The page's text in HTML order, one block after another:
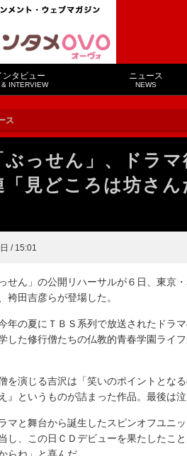
ンタビュー
& INTERVIEW
ニュース
NEWS
ス
ぶっせん」、ドラ
「見どころは坊さ
/ 15:01
せん」の公開リハーサルが６日、東京
袴田吉彦らが登場した。
年の夏にＴＢＳ系列で放送されたドラ
した修行僧たちの仏教的青春学園ライ
を演じる吉沢は「笑いのポイントとな
』というものが詰まった作品。最後は
マと舞台から誕生したスピンオフユニ
し、この日ＣＤデビューを果たしたこ